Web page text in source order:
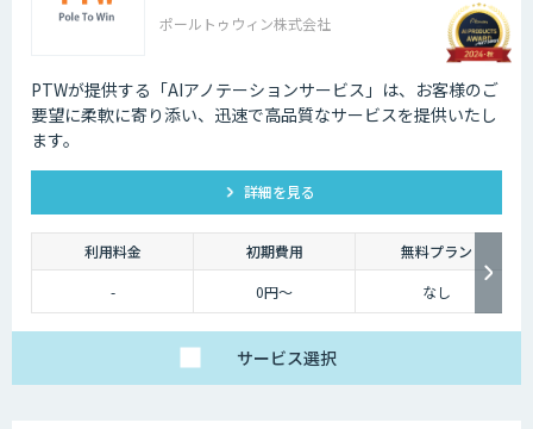
ポールトゥウィン株式会社
PTWが提供する「AIアノテーションサービス」は、お客様のご
要望に柔軟に寄り添い、迅速で高品質なサービスを提供いたし
ます。
詳細を見る
利用料金 初期費用
無料プラン
-
0円～ なし
サービス選択